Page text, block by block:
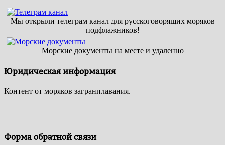
Мы открыли телеграм канал для русскоговорящих моряков
подфлажников!
Морские документы на месте и удаленно
Юридическая информация
Контент от моряков загранплавания.
Форма обратной связи